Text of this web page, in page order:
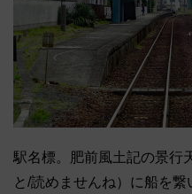
駅名標。肥前風土記の景行
と/読めませんね）に船を